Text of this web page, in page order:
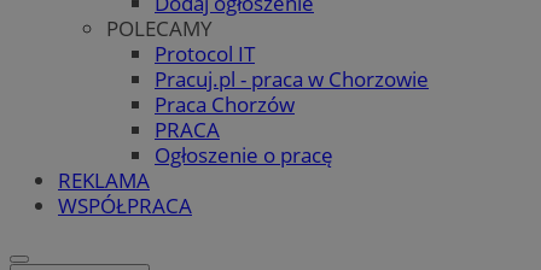
POLECAMY
Protocol IT
Pracuj.pl - praca w Chorzowie
Praca Chorzów
PRACA
Ogłoszenie o pracę
REKLAMA
WSPÓŁPRACA